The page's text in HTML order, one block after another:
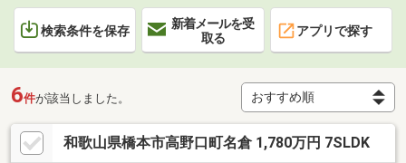
検索条件を保存
新着メールを受
取る
アプリで探す
6件が該当しました。
和歌山県橋本市高野口町名倉 1,780万円 7SLDK